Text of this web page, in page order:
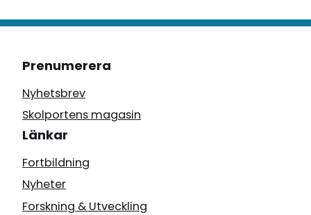
Prenumerera
Nyhetsbrev
Skolportens magasin
Länkar
Fortbildning
Nyheter
Forskning & Utveckling